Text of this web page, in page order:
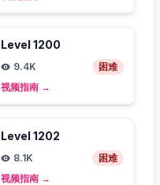
Level 1200
9.4K
困难
视频指南 →
Level 1202
8.1K
困难
视频指南 →